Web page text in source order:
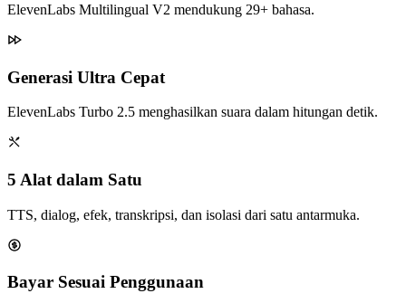
ElevenLabs Multilingual V2 mendukung 29+ bahasa.
Generasi Ultra Cepat
ElevenLabs Turbo 2.5 menghasilkan suara dalam hitungan detik.
5 Alat dalam Satu
TTS, dialog, efek, transkripsi, dan isolasi dari satu antarmuka.
Bayar Sesuai Penggunaan